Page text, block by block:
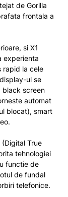
de Gorilla
frontala a
si X1
experienta
rapid la cele
ul se
black screen
automat
blocat), smart
True
tehnologiei
functie de
de fundal
telefonice.